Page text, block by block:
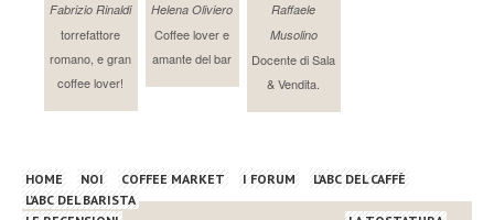
Fabrizio Rinaldi
torrefattore
romano, e gran
coffee lover!
Helena Oliviero
Coffee lover e
amante del bar
Raffaele
Musolino
Docente di Sala
& Vendita.
HOME NOI COFFEE MARKET I FORUM
L’ABC DEL CAFFÈ
L’ABC DEL BARISTA